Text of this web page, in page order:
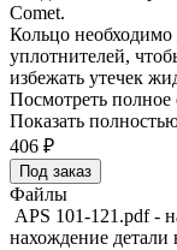
Comet.
Кольцо
уплотнителей,
избежать утечек
Посмотреть полное
Показать
406 ₽
Под заказ
Файлы
APS 101-121.pdf -
нахождение детали